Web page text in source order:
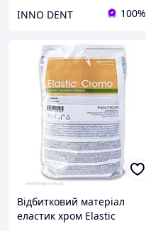
INNO DENT 100%
Відбитковий матеріал
еластик хром Elastic